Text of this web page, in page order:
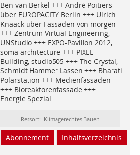
Ben van Berkel +++ André Poitiers
über EUROPACITY Berlin +++ Ulrich
Knaack über Fassaden von morgen
+++ Zentrum Virtual Engineering,
UNStudio +++ EXPO-Pavillon 2012,
soma architecture +++ PIXEL-
Building, studio505 +++ The Crystal,
Schmidt Hammer Lassen +++ Bharati
Polarstation +++ Medienfassaden
+++ Bioreaktorenfassade +++
Energie Spezial
Ressort: Klimagerechtes Bauen
Abonnement Inhaltsverzeichnis